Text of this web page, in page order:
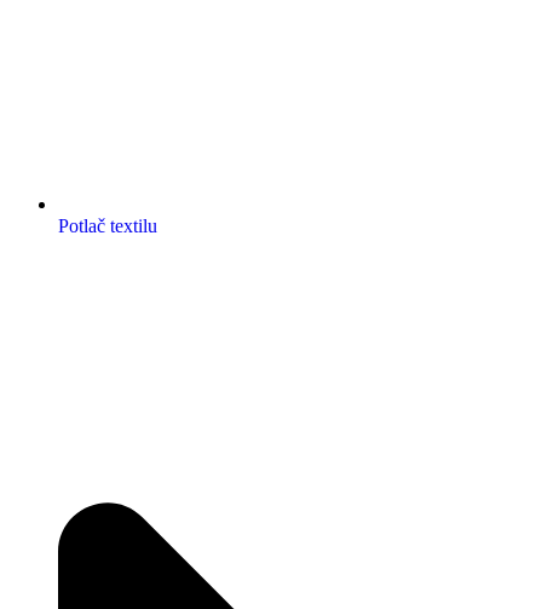
Potlač textilu